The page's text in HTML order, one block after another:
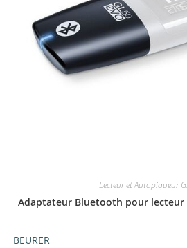
Lecteur et Autopiqueur
Adaptateur Bluetooth pour lecteur
BEURER